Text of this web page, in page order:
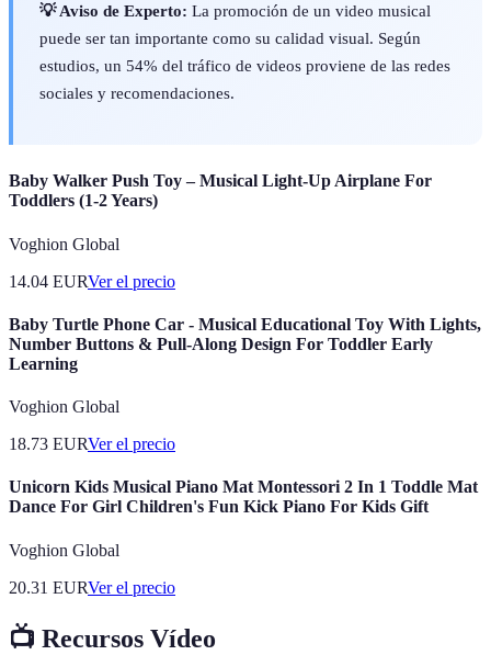
💡 Aviso de Experto: La promoción de un video musical
puede ser tan importante como su calidad visual. Según
estudios, un 54% del tráfico de videos proviene de las redes
sociales y recomendaciones.
Baby Walker Push Toy – Musical Light-Up Airplane For
Toddlers (1-2 Years)
Voghion Global
14.04 EURVer el precio
Baby Turtle Phone Car - Musical Educational Toy With Lights,
Number Buttons & Pull-Along Design For Toddler Early
Learning
Voghion Global
18.73 EURVer el precio
Unicorn Kids Musical Piano Mat Montessori 2 In 1 Toddle Mat
Dance For Girl Children's Fun Kick Piano For Kids Gift
Voghion Global
20.31 EURVer el precio
📺 Recursos Vídeo